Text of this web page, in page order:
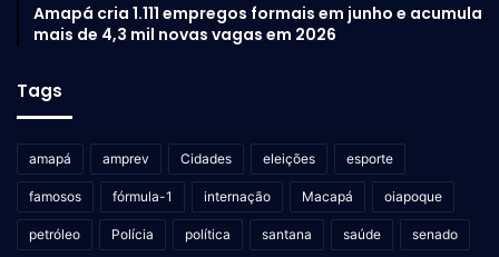
Amapá cria 1.111 empregos formais em junho e acumula
mais de 4,3 mil novas vagas em 2026
Tags
amapá amprev Cidades eleições esporte
famosos fórmula-1 internação Macapá oiapoque
petróleo Polícia política santana saúde senado